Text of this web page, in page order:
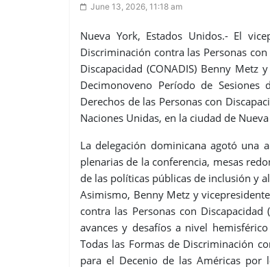
June 13, 2026, 11:18 am
Nueva York, Estados Unidos.- El
Discriminación contra las Personas
Discapacidad (CONADIS) Benny
Decimonoveno Período de
Derechos de las Personas con
Naciones Unidas, en la ciudad de
La delegación dominicana agotó una
plenarias de la conferencia, mesas
de las políticas públicas de inclusión y
Asimismo, Benny Metz y
contra las Personas con
avances y desafíos a nivel
Todas las Formas de Discriminación
para el Decenio de las Américas por